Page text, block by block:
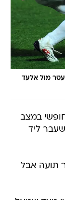
עטר מול אלעד
חופשי במצב
מ-18 מטרים שעבר ליד
תועה אבל